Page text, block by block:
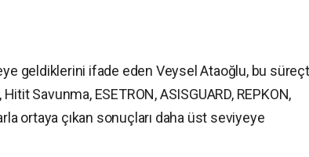
geldiklerini ifade eden Veysel Ataoğlu, bu
Savunma, ESETRON, ASISGUARD, REPKON,
ortaya çıkan sonuçları daha üst seviyeye